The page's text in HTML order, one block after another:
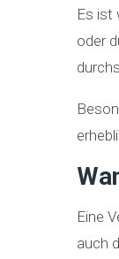
Es ist
oder
Eine
auch